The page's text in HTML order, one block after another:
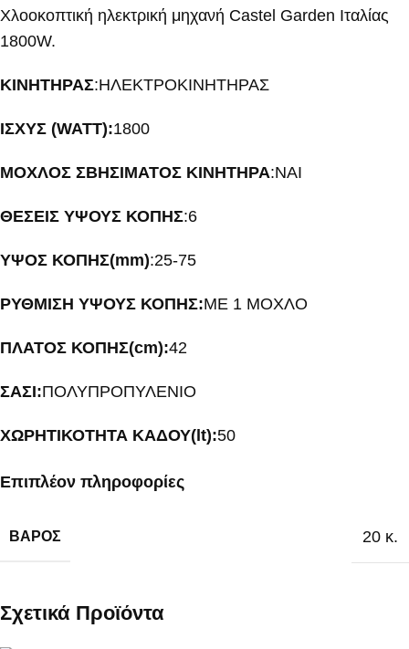
Χλοοκοπτική ηλεκτρική μηχανή Castel Garden Ιταλίας
1800W.
ΚΙΝΗΤΗΡΑΣ:ΗΛΕΚΤΡΟΚΙΝΗΤΗΡΑΣ
ΙΣΧΥΣ (WATT):1800
ΜΟΧΛΟΣ ΣΒΗΣΙΜΑΤΟΣ ΚΙΝΗΤΗΡΑ:ΝΑΙ
ΘΕΣΕΙΣ ΥΨΟΥΣ ΚΟΠΗΣ:6
ΥΨΟΣ ΚΟΠΗΣ(mm):25-75
ΡΥΘΜΙΣΗ ΥΨΟΥΣ ΚΟΠΗΣ:ΜΕ 1 ΜΟΧΛΟ
ΠΛΑΤΟΣ ΚΟΠΗΣ(cm):42
ΣΑΣΙ:ΠΟΛΥΠΡΟΠΥΛΕΝΙΟ
ΧΩΡΗΤΙΚΟΤΗΤΑ ΚΑΔΟΥ(lt):50
Επιπλέον πληροφορίες
ΒΆΡΟΣ 20 κ.
Σχετικά Προϊόντα